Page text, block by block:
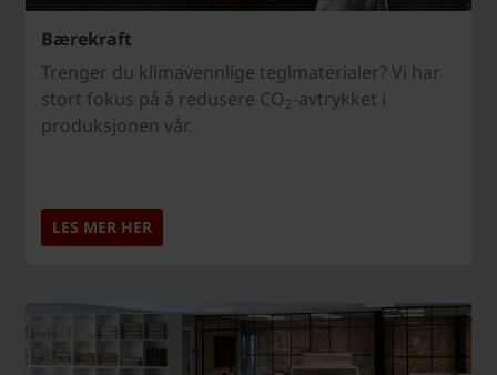
Bærekraft
Trenger du klimavennlige teglmaterialer? Vi har
stort fokus på å redusere CO2-avtrykket i
produksjonen vår.
LES MER HER